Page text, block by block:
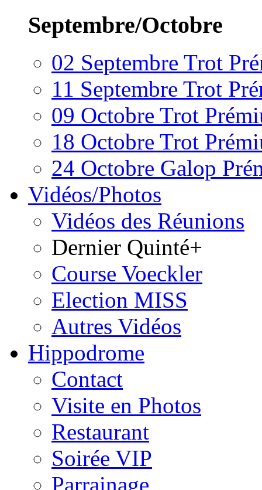
Septembre/Octobre
02 Septembre Trot
11 Septembre Trot
09 Octobre Trot
18 Octobre Trot
24 Octobre Galop
Vidéos/Photos
Vidéos des Réunions
Dernier Quinté+
Course Voeckler
Election MISS
Autres Vidéos
Hippodrome
Contact
Visite en Photos
Restaurant
Soirée VIP
Parrainage